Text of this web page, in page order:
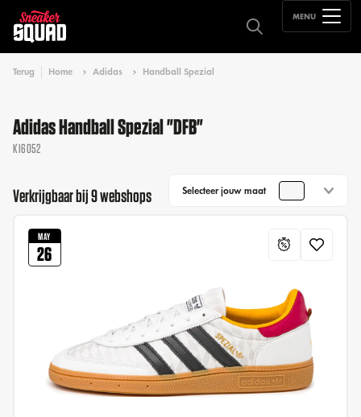
MENU
Terug Home Adidas Handball Spezial
Adidas Handball Spezial "DFB"
KI6052
Verkrijgbaar bij 9 webshops Selecteer jouw maat
MAY
26